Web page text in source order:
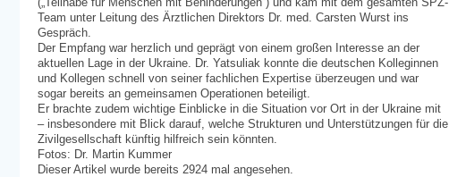
Team unter Leitung des Ärztlichen Direktors Dr. med. Carsten Wurst ins
Gespräch.
Der Empfang war herzlich und geprägt von einem großen Interesse an der
aktuellen Lage in der Ukraine. Dr. Yatsuliak konnte die deutschen Kolleginnen
und Kollegen schnell von seiner fachlichen Expertise überzeugen und war
sogar bereits an gemeinsamen Operationen beteiligt.
Er brachte zudem wichtige Einblicke in die Situation vor Ort in der Ukraine mit
– insbesondere mit Blick darauf, welche Strukturen und Unterstützungen für die
Zivilgesellschaft künftig hilfreich sein könnten.
Fotos: Dr. Martin Kummer
Dieser Artikel wurde bereits 2924 mal angesehen.